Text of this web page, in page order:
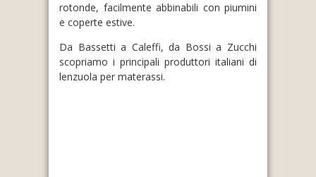
rotonde, facilmente abbinabili con piumini
e coperte estive.
Da Bassetti a Caleffi, da Bossi a Zucchi
scopriamo i principali produttori italiani di
lenzuola per materassi.